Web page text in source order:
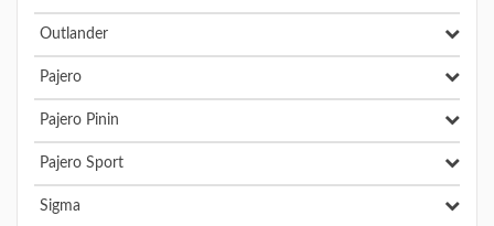
Outlander
Pajero
Pajero Pinin
Pajero Sport
Sigma